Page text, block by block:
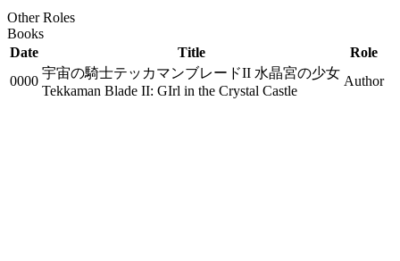
Other Roles
Books
Date
Title
Role
0000
宇宙の騎士テッカマンブレードII 水晶宮の少女
Tekkaman Blade II: GIrl in the Crystal Castle
Author